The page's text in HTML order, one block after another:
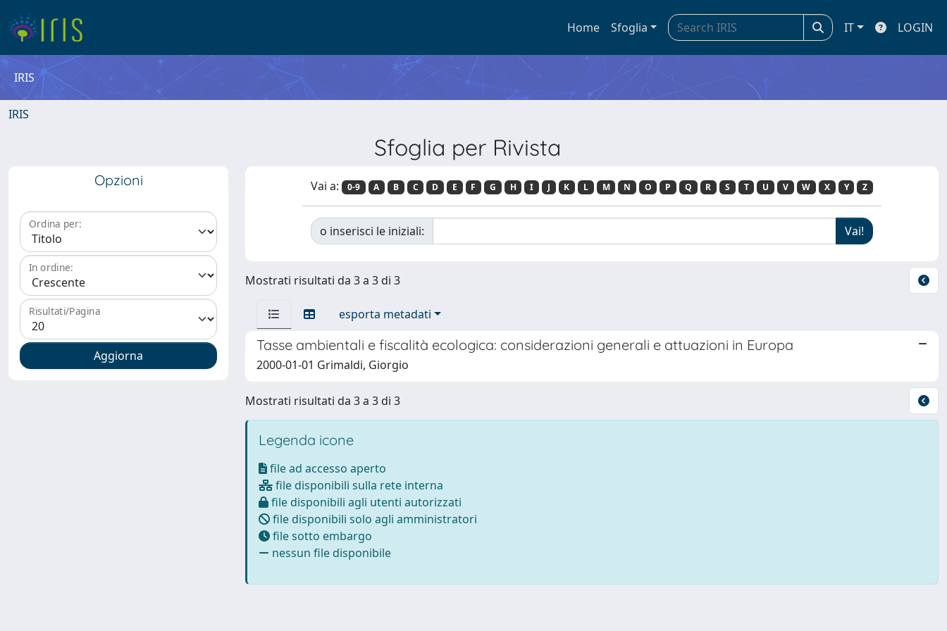
Home Sfoglia IT LOGIN
IRIS
IRIS
Sfoglia per Rivista
Opzioni
Ordina per:
In ordine:
Risultati/Pagina
Vai a: 0-9 A B C D E F G H I J K L M N O P Q R S T U V W X Y Z
o inserisci le iniziali:
Mostrati risultati da 3 a 3 di 3
esporta metadati
Tasse ambientali e fiscalità ecologica: considerazioni generali e attuazioni in Europa
2000-01-01 Grimaldi, Giorgio
Mostrati risultati da 3 a 3 di 3
Legenda icone
file ad accesso aperto
file disponibili sulla rete interna
file disponibili agli utenti autorizzati
file disponibili solo agli amministratori
file sotto embargo
nessun file disponibile